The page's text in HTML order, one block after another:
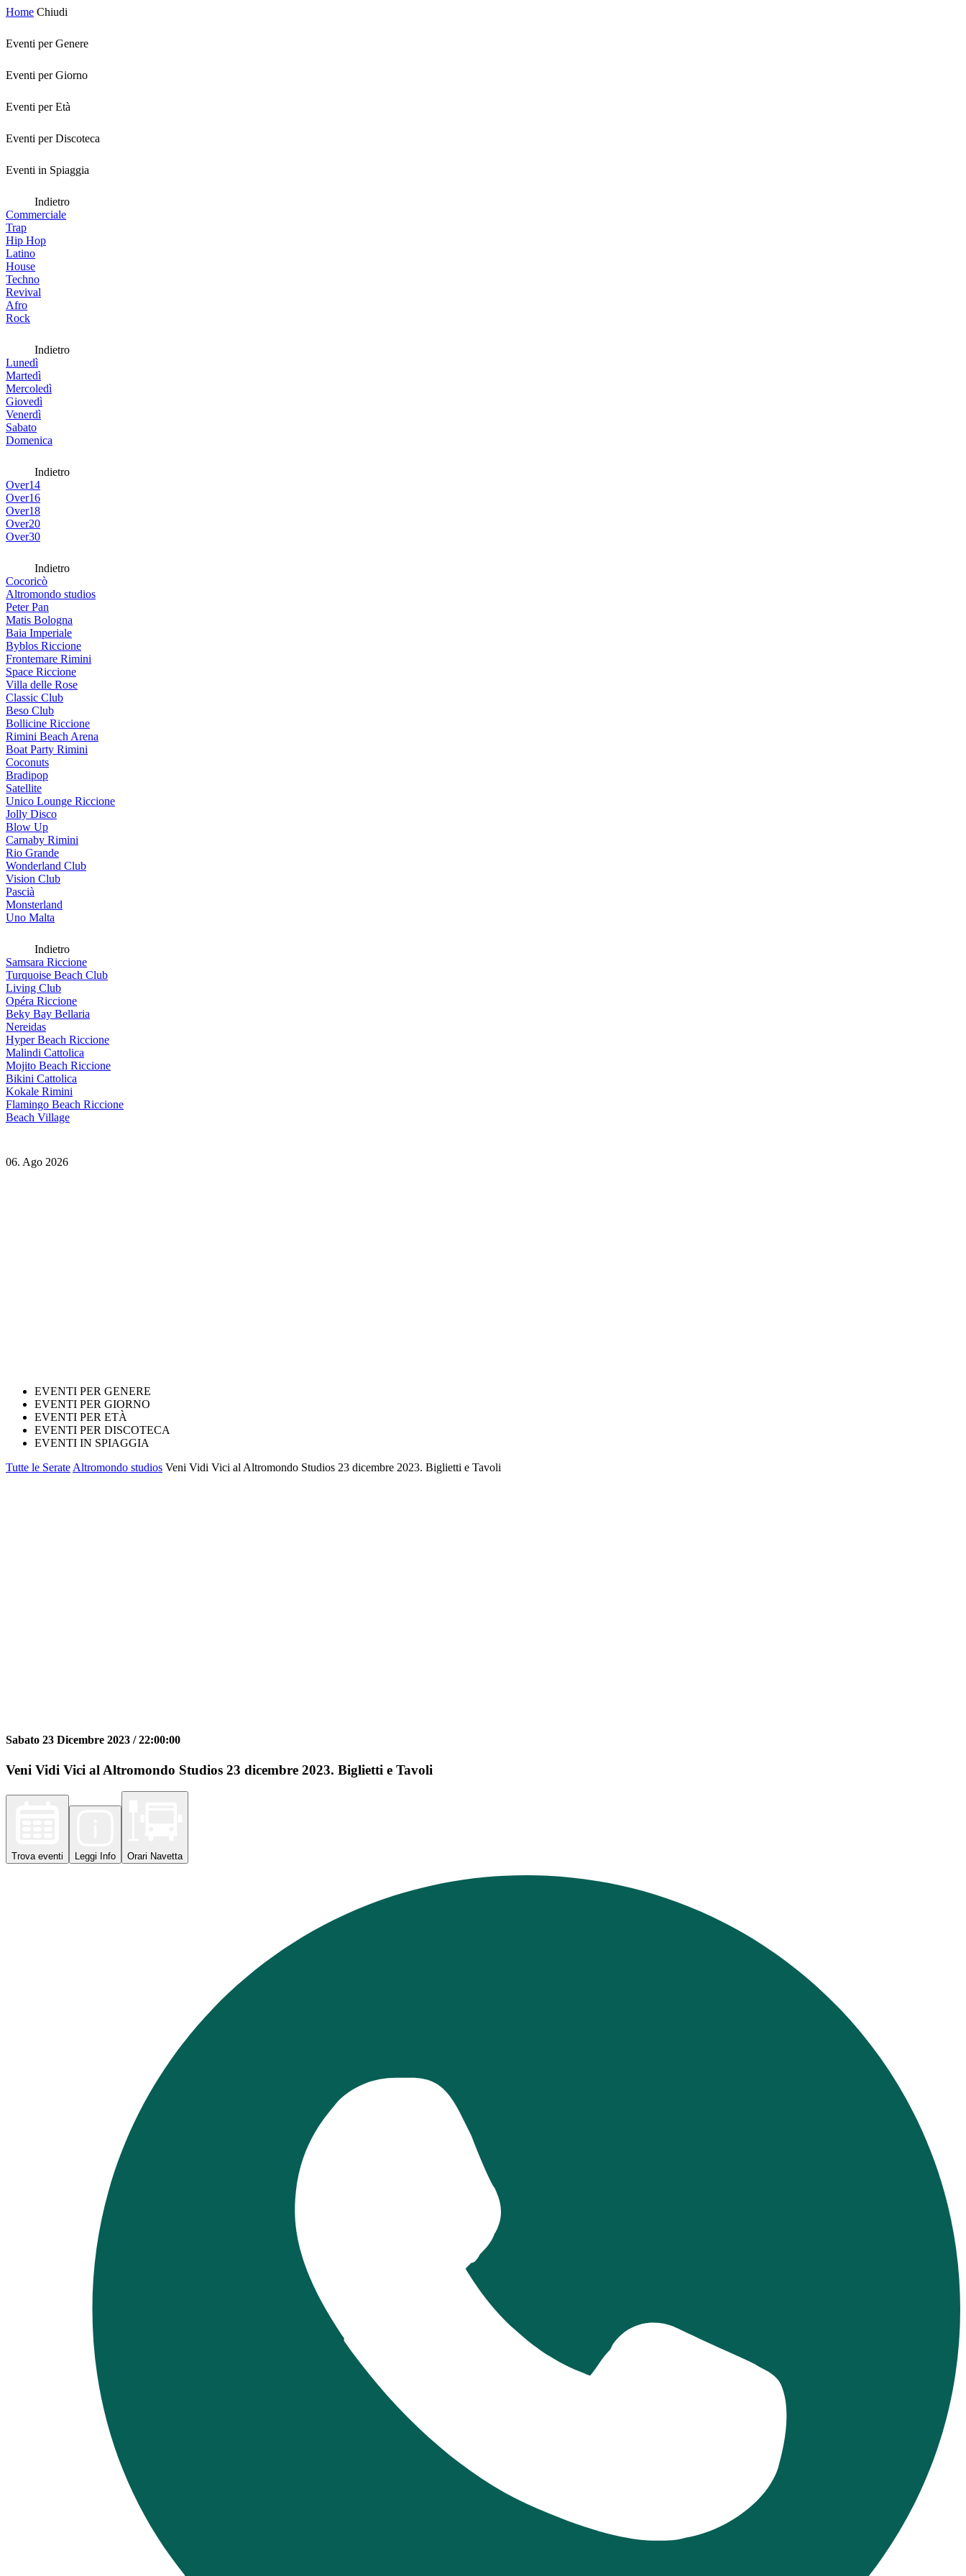
Home Chiudi
Eventi per Genere
Eventi per Giorno
Eventi per Età
Eventi per Discoteca
Eventi in Spiaggia
Indietro
Commerciale
Trap
Hip Hop
Latino
House
Techno
Revival
Afro
Rock
Indietro
Lunedì
Martedì
Mercoledì
Giovedì
Venerdì
Sabato
Domenica
Indietro
Over14
Over16
Over18
Over20
Over30
Indietro
Cocoricò
Altromondo studios
Peter Pan
Matis Bologna
Baia Imperiale
Byblos Riccione
Frontemare Rimini
Space Riccione
Villa delle Rose
Classic Club
Beso Club
Bollicine Riccione
Rimini Beach Arena
Boat Party Rimini
Coconuts
Bradipop
Satellite
Unico Lounge Riccione
Jolly Disco
Blow Up
Carnaby Rimini
Rio Grande
Wonderland Club
Vision Club
Pascià
Monsterland
Uno Malta
Indietro
Samsara Riccione
Turquoise Beach Club
Living Club
Opéra Riccione
Beky Bay Bellaria
Nereidas
Hyper Beach Riccione
Malindi Cattolica
Mojito Beach Riccione
Bikini Cattolica
Kokale Rimini
Flamingo Beach Riccione
Beach Village
06. Ago 2026
EVENTI PER GENERE
EVENTI PER GIORNO
EVENTI PER ETÀ
EVENTI PER DISCOTECA
EVENTI IN SPIAGGIA
Tutte le Serate Altromondo studios Veni Vidi Vici al Altromondo Studios 23 dicembre 2023. Biglietti e Tavoli
Sabato 23 Dicembre 2023 /22:00:00
Veni Vidi Vici al Altromondo Studios 23 dicembre 2023. Biglietti e Tavoli
Trova eventi Leggi Info Orari Navetta